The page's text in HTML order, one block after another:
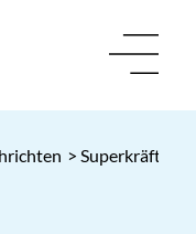
> Superkräfte